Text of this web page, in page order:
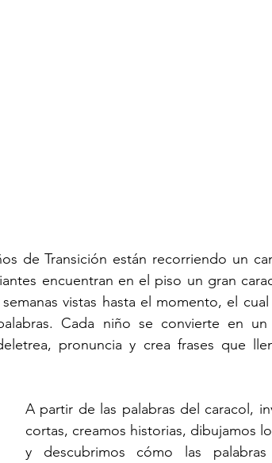
de Transición están recorriendo un
encuentran en el piso un gran
vistas hasta el momento, el
Cada niño se convierte en
pronuncia y crea frases que
A partir de las palabras del caracol,
cortas, creamos historias, dibujamos
y descubrimos cómo las palabras